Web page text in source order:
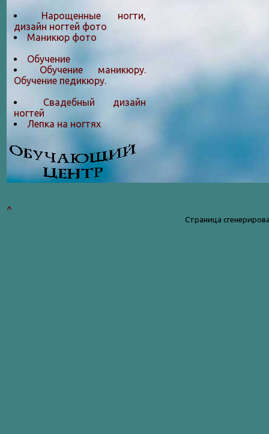
Нарощенные ногти,
дизайн ногтей фото
Маникюр фото
Обучение
Обучение маникюру.
Обучение педикюру.
Свадебный дизайн
ногтей
Лепка на ногтяx
^
Страница